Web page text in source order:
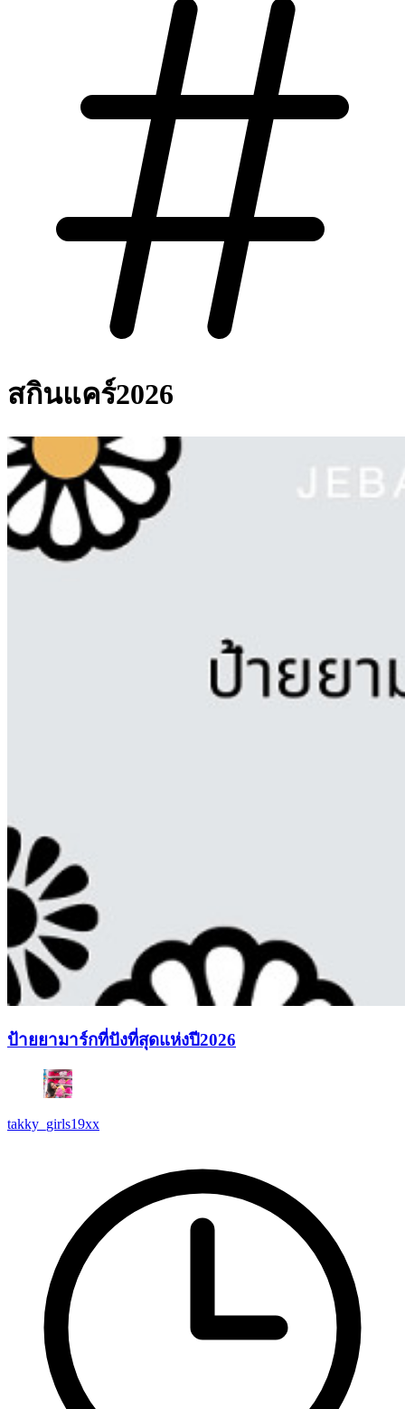
สกินแคร์2026
ป้ายยามาร์กที่ปังที่สุดแห่งปี2026
takky_girls19xx